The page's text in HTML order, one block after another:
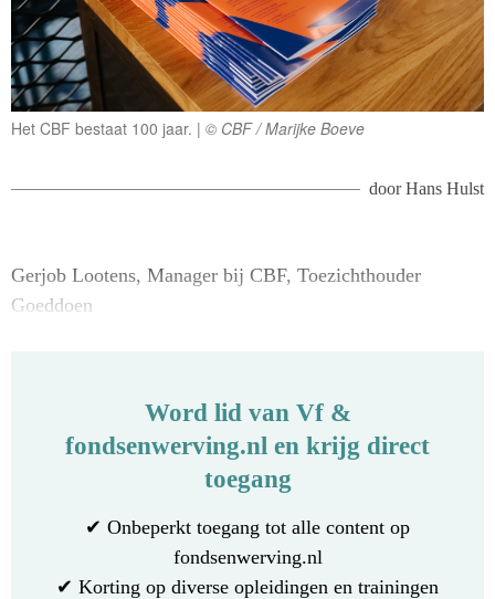
Het CBF bestaat 100 jaar. © CBF / Marijke Boeve
doorHans Hulst
Gerjob Lootens, Manager bij CBF, Toezichthouder
Goeddoen
Word lid van Vf &
fondsenwerving.nl en krijg direct
toegang
✔ Onbeperkt toegang tot alle content op
fondsenwerving.nl
✔ Korting op diverse opleidingen en trainingen